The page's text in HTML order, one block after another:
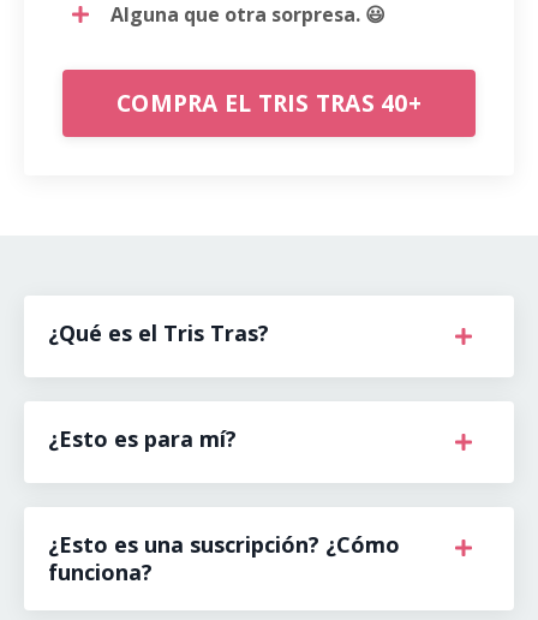
Alguna que otra sorpresa. 😃
COMPRA EL TRIS TRAS 40+
¿Qué es el Tris Tras?
¿Esto es para mí?
¿Esto es una suscripción? ¿Cómo
funciona?